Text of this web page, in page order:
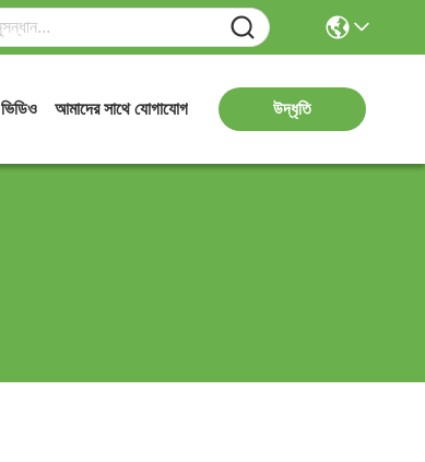
ভিডিও আমাদের সাথে যোগাযোগ উদ্ধৃতি